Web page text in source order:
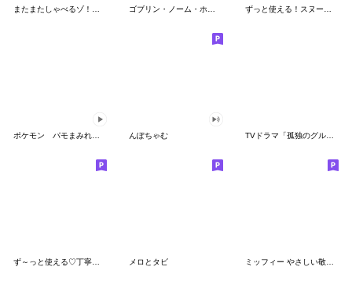
んぽちゃむ TVドラマ「孤独のグルメ」
ず～っと使える♡丁寧な敬語お辞儀スタンプ メロとタビ ミッフィー やさしい敬語スタンプ